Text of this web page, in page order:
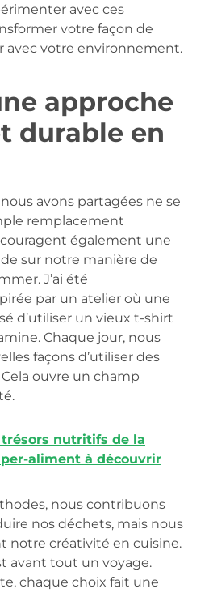
avec ces
votre façon de
avec votre environnement.
approche
durable en
avons partagées ne se
remplacement
également une
sur notre manière de
J’ai été
par un atelier où une
d’utiliser un vieux t-shirt
Chaque jour, nous
façons d’utiliser des
ouvre un champ
trésors nutritifs de la
aliment à découvrir
nous contribuons
nos déchets, mais nous
notre créativité en cuisine.
avant tout un voyage.
chaque choix fait une